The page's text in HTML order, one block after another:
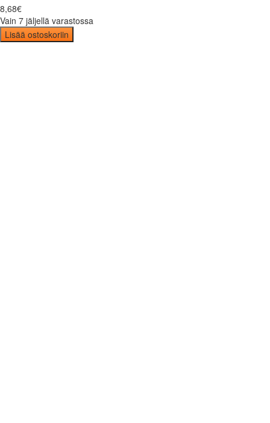
8,68€
Vain 7 jäljellä varastossa
Lisää ostoskoriin